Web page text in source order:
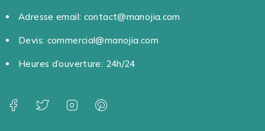
Adresse email: contact@manojia.com
Devis: commercial@manojia.com
Heures d’ouverture: 24h/24